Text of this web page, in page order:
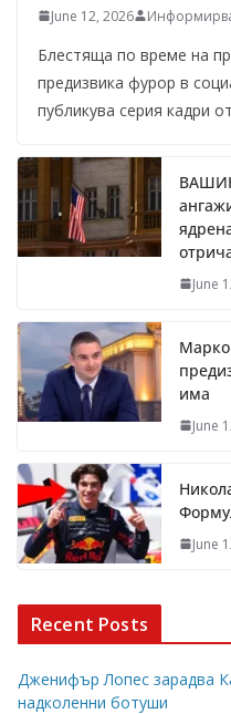
June 12, 2026
Блестяща по време на
предизвика фурор в
публикува серия кадри от
June
има
June
June
Recent Posts
Дженифър Лопес зарадва
надколенни ботуши